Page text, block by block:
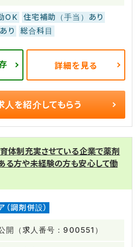
OK
住宅補助（手当）あり
り
総合科目
詳細を見る
人を紹介してもらう
体制充実させている企業で薬剤
る方や未経験の方も安心して働
（調剤併設）
開（求人番号：900551）